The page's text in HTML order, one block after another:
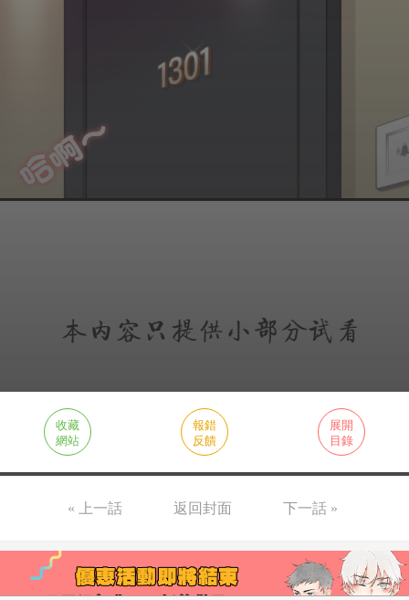
收藏
網站
報錯
反饋
展開
目錄
« 上一話 返回封面 下一話 »